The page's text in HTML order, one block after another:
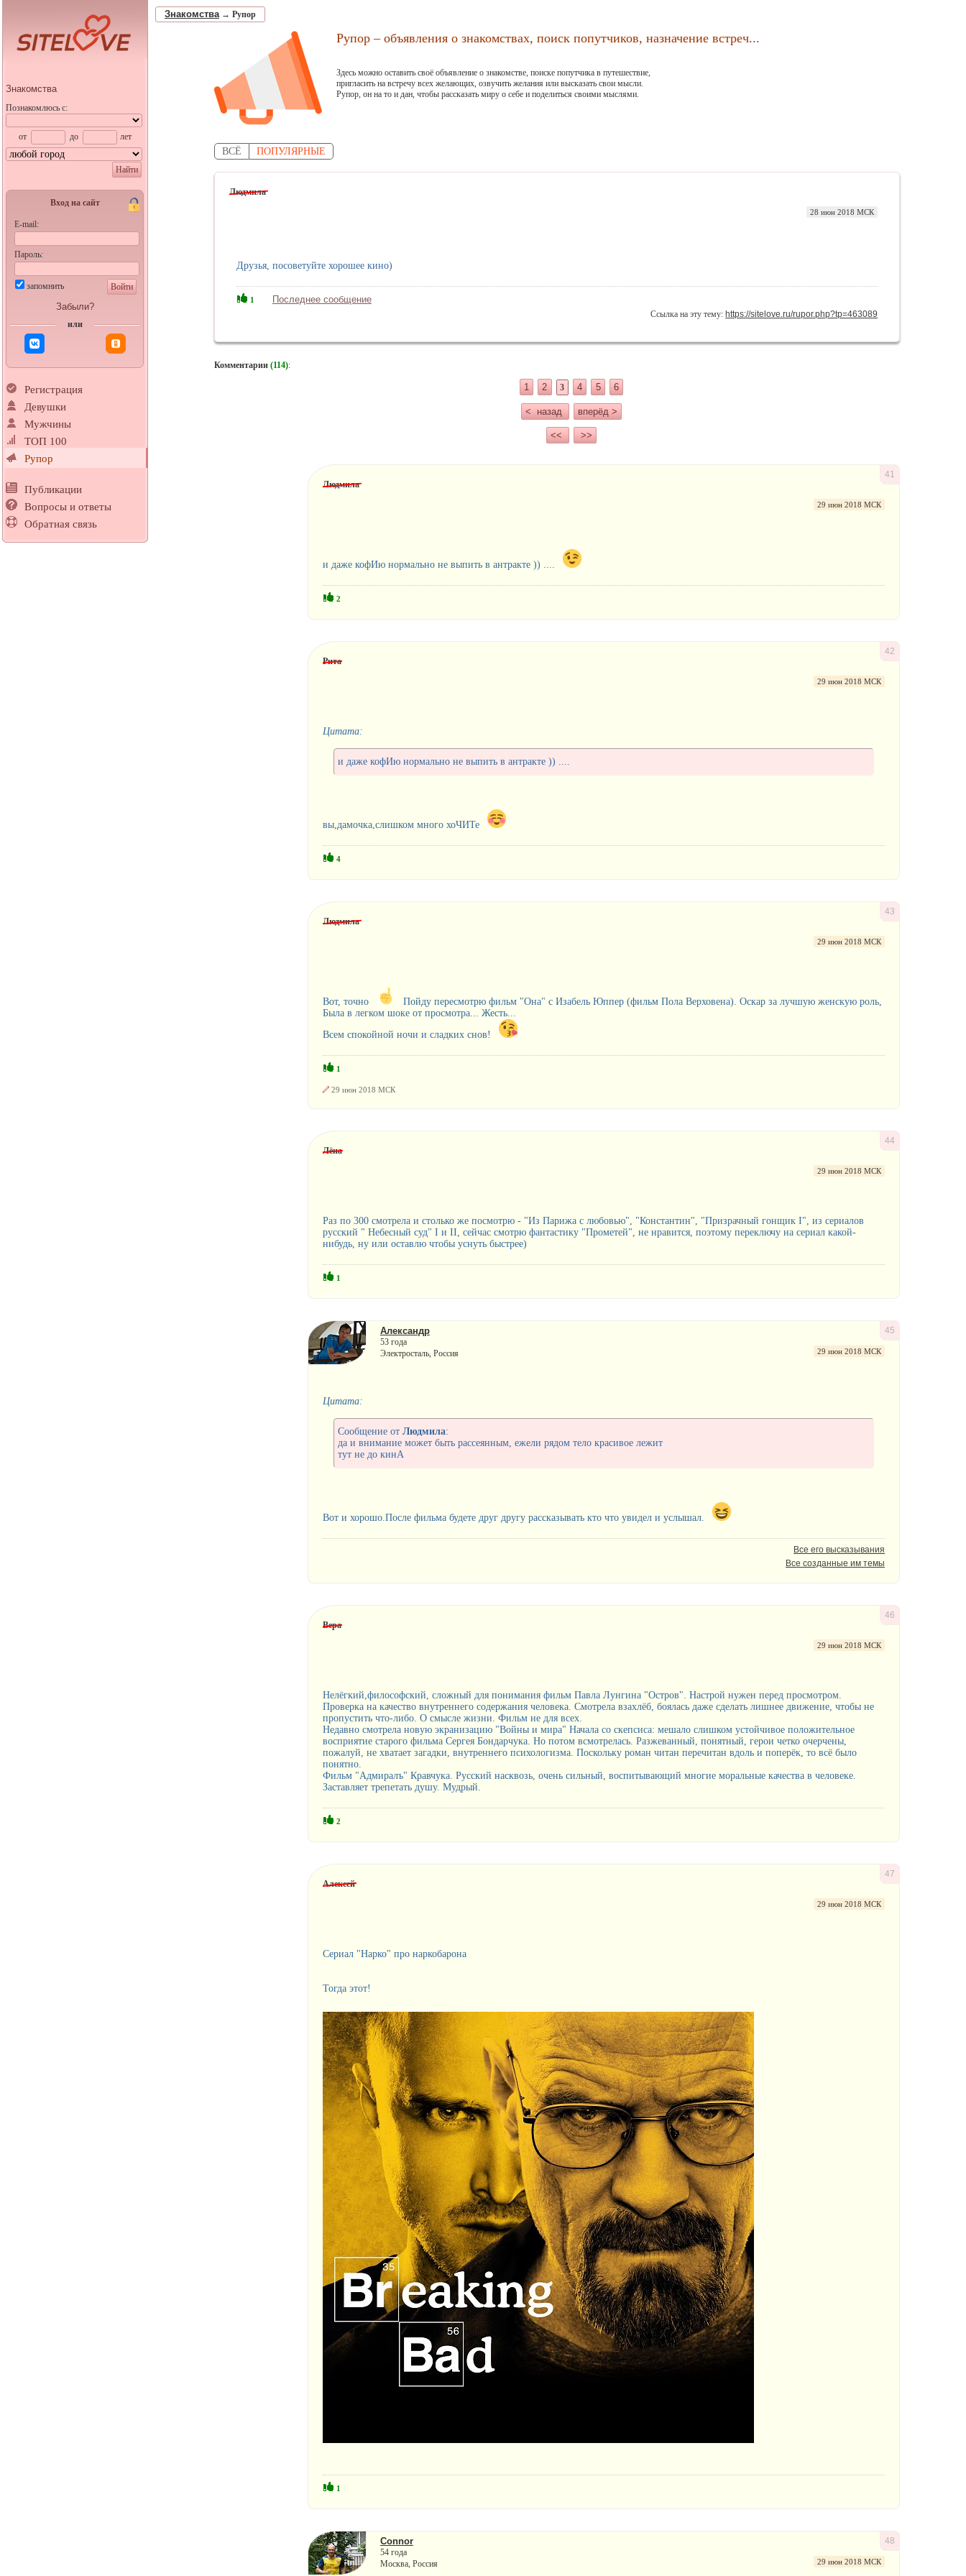
Знакомства
Познакомлюсь с:
от до лет
Найти
Вход на сайт
E-mail:
Пароль:
запомнить Войти
Забыли?
или
Регистрация
Девушки
Мужчины
ТОП 100
Рупор
Публикации
Вопросы и ответы
Обратная связь
Знакомства→ Рупор
Рупор – объявления о знакомствах, поиск попутчиков, назначение встреч...
Здесь можно оставить своё объявление о знакомстве, поиске попутчика в путешествие,
пригласить на встречу всех желающих, озвучить желания или высказать свои мысли.
Рупор, он на то и дан, чтобы рассказать миру о себе и поделиться своими мыслями.
ВСЁ ПОПУЛЯРНЫЕ
Людмила
28 июн 2018 МСК
Друзья, посоветуйте хорошее кино)
1 Последнее сообщение
Ссылка на эту тему: https://sitelove.ru/rupor.php?tp=463089
Комментарии (114):
1 2 3 4 5 6
< назад вперёд >
<< >>
41
Людмила
29 июн 2018 МСК
и даже кофИю нормально не выпить в антракте )) ....
2
42
Рита
29 июн 2018 МСК
Цитата:
и даже кофИю нормально не выпить в антракте )) ....
вы,дамочка,слишком много хоЧИТе
4
43
Людмила
29 июн 2018 МСК
Вот, точно
Пойду пересмотрю фильм "Она" с Изабель Юппер (фильм Пола Верховена). Оскар за лучшую женскую роль,
Была в легком шоке от просмотра... Жесть...
Всем спокойной ночи и сладких снов!
1
29 июн 2018 МСК
44
Лёна
29 июн 2018 МСК
Раз по 300 смотрела и столько же посмотрю - "Из Парижа с любовью", "Константин", "Призрачный гонщик I", из сериалов
русский " Небесный суд" I и II, сейчас смотрю фантастику "Прометей", не нравится, поэтому переключу на сериал какой-
нибудь, ну или оставлю чтобы уснуть быстрее)
1
45
Александр
53 года
Электросталь, Россия
29 июн 2018 МСК
Цитата:
Сообщение от Людмила:
да и внимание может быть рассеянным, ежели рядом тело красивое лежит
тут не до кинА
Вот и хорошо.После фильма будете друг другу рассказывать кто что увидел и услышал.
Все его высказывания
Все созданные им темы
46
Вера
29 июн 2018 МСК
Нелёгкий,философский, сложный для понимания фильм Павла Лунгина "Остров". Настрой нужен перед просмотром.
Проверка на качество внутреннего содержания человека. Смотрела взахлёб, боялась даже сделать лишнее движение, чтобы не
пропустить что-либо. О смысле жизни. Фильм не для всех.
Недавно смотрела новую экранизацию "Войны и мира" Начала со скепсиса: мешало слишком устойчивое положительное
восприятие старого фильма Сергея Бондарчука. Но потом всмотрелась. Разжеванный, понятный, герои четко очерчены,
пожалуй, не хватает загадки, внутреннего психологизма. Поскольку роман читан перечитан вдоль и поперёк, то всё было
понятно.
Фильм "Адмиралъ" Кравчука. Русский насквозь, очень сильный, воспитывающий многие моральные качества в человеке.
Заставляет трепетать душу. Мудрый.
2
47
Алексей
29 июн 2018 МСК
Сериал "Нарко" про наркобарона
Тогда этот!
1
48
Connor
54 года
Москва, Россия
29 июн 2018 МСК